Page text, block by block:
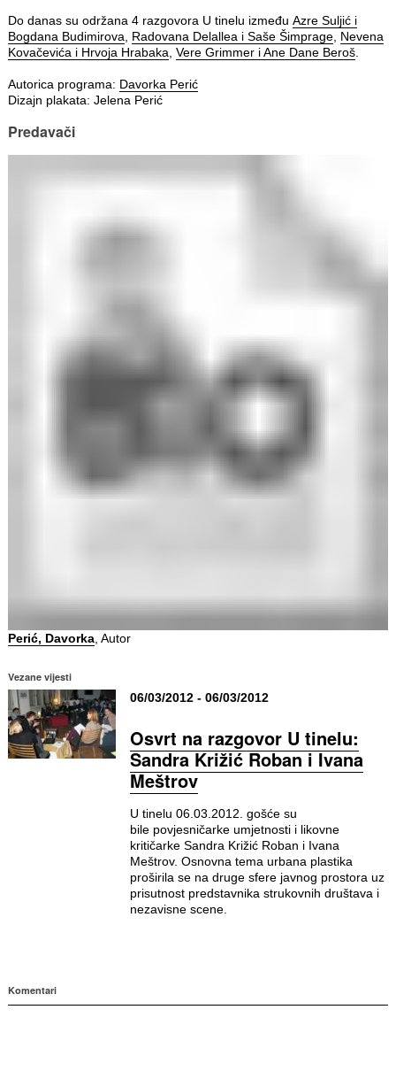
Do danas su održana 4 razgovora U tinelu između Azre Suljić i
Bogdana Budimirova
Radovana Delallea i Saše Šimprage, Nevena
Kovačevića i Hrvoja Hrabaka Vere Grimmer i Ane Dane Beroš.
Autorica programa: Davorka Perić
Dizajn plakata: Jelena Perić
Predavači
Perić, Davorka, Autor
Vezane vijesti
06/03/2012 - 06/03/2012
Osvrt na razgovor U tinelu:
Sandra Križić Roban i Ivana
Meštrov
U tinelu 06.03.2012. gošće su
bile povjesničarke umjetnosti i likovne
kritičarke Sandra Križić Roban i Ivana
Meštrov. Osnovna tema urbana plastika
proširila se na druge sfere javnog prostora uz
prisutnost predstavnika strukovnih društava i
nezavisne scene.
Komentari